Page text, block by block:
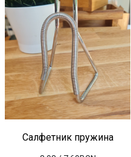
Салфетник пружина